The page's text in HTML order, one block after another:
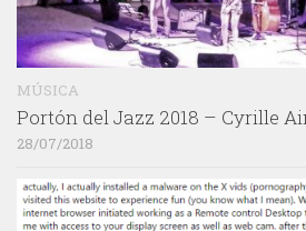
MÚSICA
Portón del Jazz 2018 – Cyrille
28/07/2018